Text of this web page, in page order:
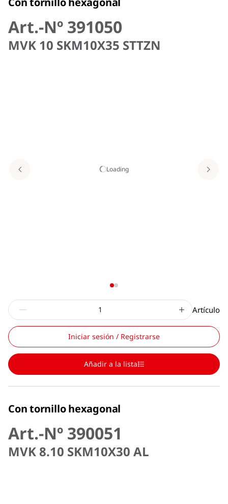
Art.-Nº 391050
MVK 10 SKM10X35 STTZN
Loading
Artículo
Iniciar sesión / Registrarse
Añadir a la lista
Con tornillo hexagonal
Art.-Nº 390051
MVK 8.10 SKM10X30 AL